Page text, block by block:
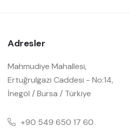
Adresler
Mahmudiye Mahallesi,
Ertuğrulgazi Caddesi - No:14,
İnegöl / Bursa / Türkiye
+90 549 650 17 60